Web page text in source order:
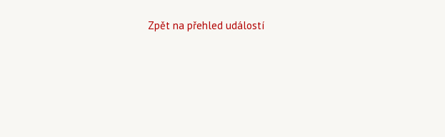
Zpět na přehled událostí